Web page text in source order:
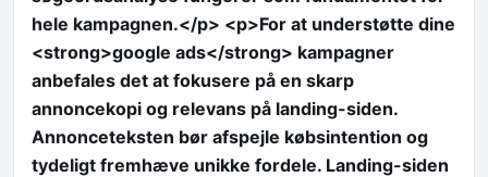
hele kampagnen.</p> <p>For at understøtte dine
<strong>google ads</strong> kampagner
anbefales det at fokusere på en skarp
annoncekopi og relevans på landing-siden.
Annonceteksten bør afspejle købsintention og
tydeligt fremhæve unikke fordele. Landing-siden